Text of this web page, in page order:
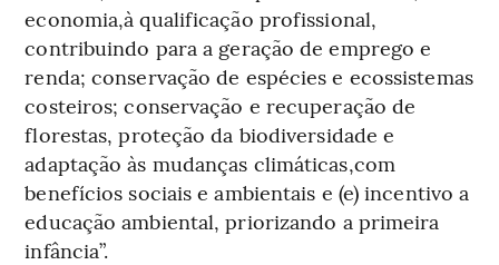
economia,à qualificação profissional,
contribuindo para a geração de emprego e
renda; conservação de espécies e ecossistemas
costeiros; conservação e recuperação de
florestas, proteção da biodiversidade e
adaptação às mudanças climáticas,com
benefícios sociais e ambientais e (e) incentivo a
educação ambiental, priorizando a primeira
infância”.